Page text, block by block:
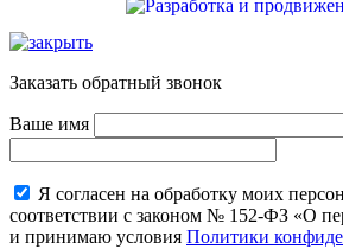
Заказать обратный звонок
Ваше имя
Я согласен на обработку моих
соответствии с законом № 152-ФЗ «О
и принимаю условия Политики